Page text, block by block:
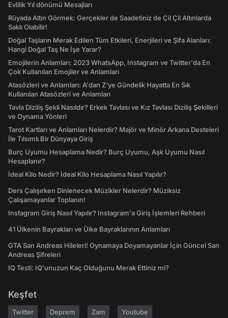
Evlilik Yıl dönümü Mesajları
Rüyada Altın Görmek: Gerçekler de Saadetiniz de Çil Çil Altınlarda
Saklı Olabilir!
Doğal Taşların Merak Edilen Tüm Etkileri, Enerjileri ve Şifa Alanları:
Hangi Doğal Taş Ne İşe Yarar?
Emojilerin Anlamları: 2023 WhatsApp, Instagram ve Twitter'da En
Çok Kullanılan Emojiler ve Anlamları
Atasözleri ve Anlamları: A'dan Z'ye Gündelik Hayatta En Sık
Kullanılan Atasözleri ve Anlamları
Tavla Diziliş Şekli Nasıldır? Erkek Tavlası ve Kız Tavlası Diziliş Şekilleri
ve Oynama Yönleri
Tarot Kartları ve Anlamları Nelerdir? Majör ve Minör Arkana Desteleri
İle Tılsımlı Bir Dünyaya Giriş
Burç Uyumu Hesaplama Nedir? Burç Uyumu, Aşk Uyumu Nasıl
Hesaplanır?
İdeal Kilo Nedir? İdeal Kilo Hesaplama Nasıl Yapılır?
Ders Çalışırken Dinlenecek Müzikler Nelerdir? Müziksiz
Çalışamayanlar Toplanın!
Instagram Giriş Nasıl Yapılır? Instagram'a Giriş İşlemleri Rehberi
41 Ülkenin Bayrakları ve Ülke Bayraklarının Anlamları
GTA San Andreas Hileleri! Oynamaya Doyamayanlar İçin Güncel San
Andreas Şifreleri
IQ Testi: IQ'unuzun Kaç Olduğunu Merak Ettiniz mi?
Keşfet
Twitter Deprem Zam Youtube